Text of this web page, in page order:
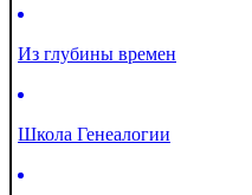
Из глубины времен
Школа Генеалогии